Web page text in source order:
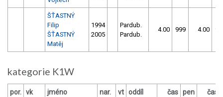
ŠŤASTNÝ
Filip
ŠŤASTNÝ
Matěj
1994
2005
Pardub.
Pardub.
4.00 999 4.00
kategorie K1W
por. vk jméno nar. vt oddíl čas pen čas